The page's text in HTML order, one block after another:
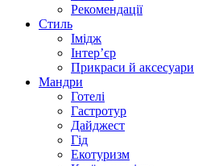
Рекомендації
Стиль
Імідж
Інтер’єр
Прикраси й аксесуари
Мандри
Готелі
Гастротур
Дайджест
Гід
Екотуризм